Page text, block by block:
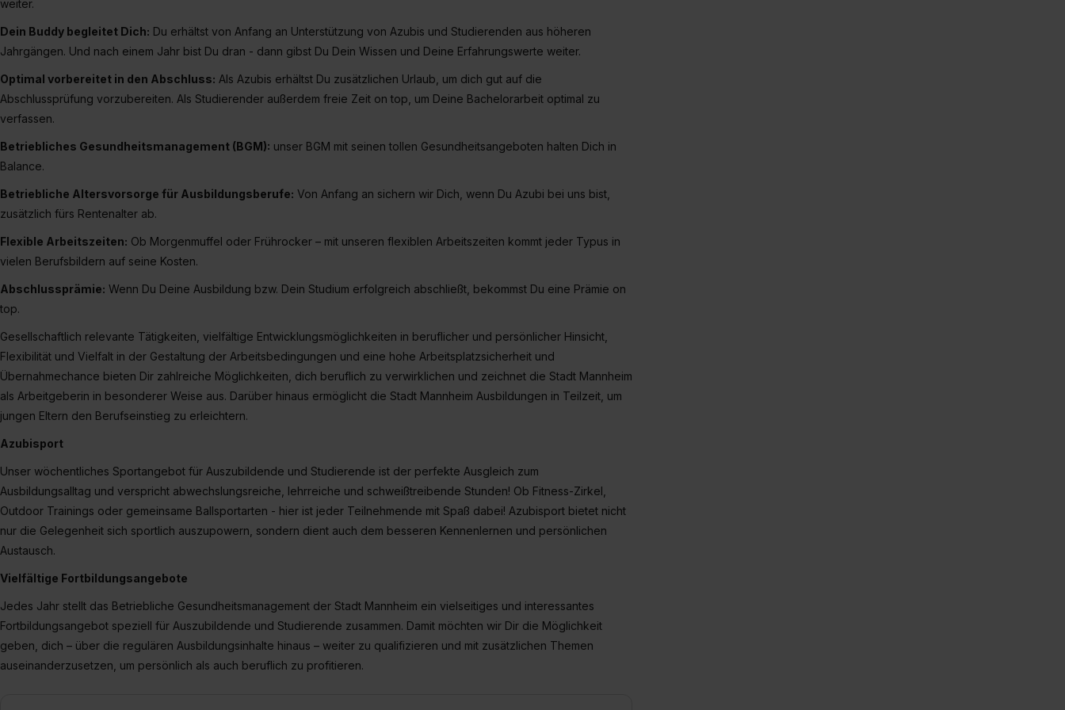
„Details zeigen“. Weitere Informationen: Datenschutzerklärung , Impressum
weiter.
Dein Buddy begleitet Dich: Du erhältst von Anfang an Unterstützung von Azubis und Studierenden aus höheren
Jahrgängen. Und nach einem Jahr bist Du dran - dann gibst Du Dein Wissen und Deine Erfahrungswerte weiter.
Optimal vorbereitet in den Abschluss: Als Azubis erhältst Du zusätzlichen Urlaub, um dich gut auf die
Abschlussprüfung vorzubereiten. Als Studierender außerdem freie Zeit on top, um Deine Bachelorarbeit optimal zu
verfassen.
Betriebliches Gesundheitsmanagement (BGM): unser BGM mit seinen tollen Gesundheitsangeboten halten Dich in
Balance.
Betriebliche Altersvorsorge für Ausbildungsberufe: Von Anfang an sichern wir Dich, wenn Du Azubi bei uns bist,
zusätzlich fürs Rentenalter ab.
Flexible Arbeitszeiten: Ob Morgenmuffel oder Frührocker – mit unseren flexiblen Arbeitszeiten kommt jeder Typus in
vielen Berufsbildern auf seine Kosten.
Abschlussprämie: Wenn Du Deine Ausbildung bzw. Dein Studium erfolgreich abschließt, bekommst Du eine Prämie on
top.
Gesellschaftlich relevante Tätigkeiten, vielfältige Entwicklungsmöglichkeiten in beruflicher und persönlicher Hinsicht,
Flexibilität und Vielfalt in der Gestaltung der Arbeitsbedingungen und eine hohe Arbeitsplatzsicherheit und
Übernahmechance bieten Dir zahlreiche Möglichkeiten, dich beruflich zu verwirklichen und zeichnet die Stadt Mannheim
als Arbeitgeberin in besonderer Weise aus. Darüber hinaus ermöglicht die Stadt Mannheim Ausbildungen in Teilzeit, um
jungen Eltern den Berufseinstieg zu erleichtern.
Azubisport
Unser wöchentliches Sportangebot für Auszubildende und Studierende ist der perfekte Ausgleich zum
Ausbildungsalltag und verspricht abwechslungsreiche, lehrreiche und schweißtreibende Stunden! Ob Fitness-Zirkel,
Outdoor Trainings oder gemeinsame Ballsportarten - hier ist jeder Teilnehmende mit Spaß dabei! Azubisport bietet nicht
nur die Gelegenheit sich sportlich auszupowern, sondern dient auch dem besseren Kennenlernen und persönlichen
Austausch.
Vielfältige Fortbildungsangebote
Jedes Jahr stellt das Betriebliche Gesundheitsmanagement der Stadt Mannheim ein vielseitiges und interessantes
Fortbildungsangebot speziell für Auszubildende und Studierende zusammen. Damit möchten wir Dir die Möglichkeit
geben, dich – über die regulären Ausbildungsinhalte hinaus – weiter zu qualifizieren und mit zusätzlichen Themen
auseinanderzusetzen, um persönlich als auch beruflich zu profitieren.